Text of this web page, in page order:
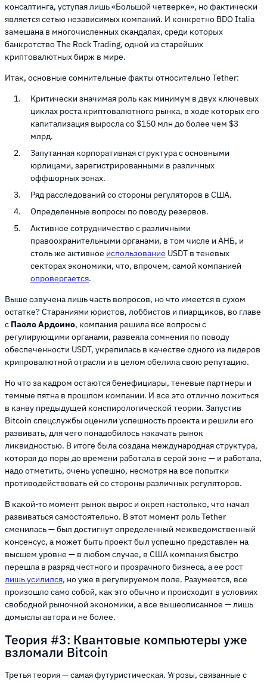
консалтинга, уступая лишь «Большой четверке», но фактически
является сетью независимых компаний. И конкретно BDO Italia
замешана в многочисленных скандалах, среди которых
банкротство The Rock Trading, одной из старейших
криптовалютных бирж в мире.
Итак, основные сомнительные факты относительно Tether:
Критически значимая роль как минимум в двух ключевых
циклах роста криптовалютного рынка, в ходе которых его
капитализация выросла со $150 млн до более чем $3
млрд.
Запутанная корпоративная структура с основными
юрлицами, зарегистрированными в различных
оффшорных зонах.
Ряд расследований со стороны регуляторов в США.
Определенные вопросы по поводу резервов.
Активное сотрудничество с различными
правоохранительными органами, в том числе и АНБ, и
столь же активное использование USDT в теневых
секторах экономики, что, впрочем, самой компанией
опровергается.
Выше озвучена лишь часть вопросов, но что имеется в сухом
остатке? Стараниями юристов, лоббистов и пиарщиков, во главе
с Паоло Ардоино, компания решила все вопросы с
регулирующими органами, развеяла сомнения по поводу
обеспеченности USDT, укрепилась в качестве одного из лидеров
крипровалютной отрасли и в целом обелила свою репутацию.
Но что за кадром остаются бенефициары, теневые партнеры и
темные пятна в прошлом компании. И все это отлично ложиться
в канву предыдущей конспирологической теории. Запустив
Bitcoin спецслужбы оценили успешность проекта и решили его
развивать, для чего понадобилось накачать рынок
ликвидностью. В итоге была создана международная структура,
которая до поры до времени работала в серой зоне — и работала,
надо отметить, очень успешно, несмотря на все попытки
противодействовать ей со стороны различных регуляторов.
В какой-то момент рынок вырос и окреп настолько, что начал
развиваться самостоятельно. В этот момент роль Tether
сменилась — был достигнут определенный межведомственный
консенсус, а может быть проект был успешно представлен на
высшем уровне — в любом случае, в США компания быстро
перешла в разряд честного и прозрачного бизнеса, а ее рост
лишь усилился, но уже в регулируемом поле. Разумеется, все
произошло само собой, как это обычно и происходит в условиях
свободной рыночной экономики, а все вышеописанное — лишь
домыслы автора и не более.
Теория #3: Квантовые компьютеры уже
взломали Bitcoin
Третья теория — самая футуристическая. Угрозы, связанные с